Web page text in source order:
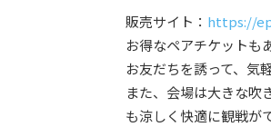
販売サイト： https://
お得なペアチケットも
お友だちを誘って、気
また、会場は大きな吹
も涼しく快適に観戦が